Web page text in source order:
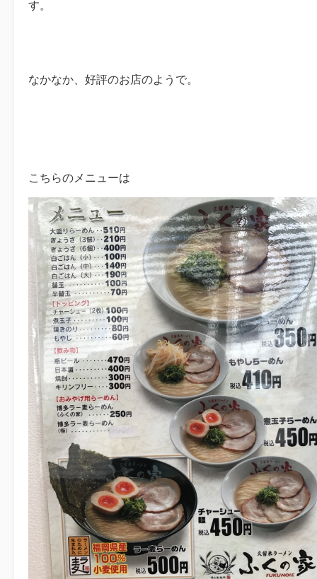
す。
なかなか、好評のお店のようで。
こちらのメニューは